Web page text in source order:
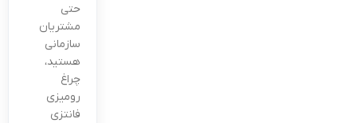
حتی
مشتریان
سازمانی
هستید،
چراغ
رومیزی
فانتزی